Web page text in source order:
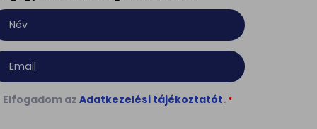
Elfogadom az Adatkezelési tájékoztatót. *